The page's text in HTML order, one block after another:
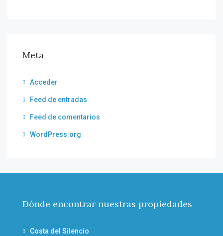
Meta
Acceder
Feed de entradas
Feed de comentarios
WordPress.org
Dónde encontrar nuestras propiedades
Costa del Silencio